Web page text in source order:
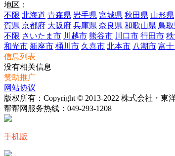
地区：
不限 北海道 青森県 岩手県 宮城県 秋田県 山形県
賀県 京都府 大阪府 兵庫県 奈良県 和歌山県 鳥
不限 さいたま市 川越市 熊谷市 川口市 行田市
和光市 新座市 桶川市 久喜市 北本市 八潮市 富
信息列表
没有相关信息
赞助推广
网站协议
版权所有：Copyright © 2013-2022 株式会社・東
帮帮网服务热线： 049-293-1208
手机版